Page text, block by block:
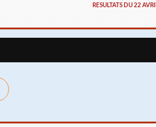
RESULTATS DU 22